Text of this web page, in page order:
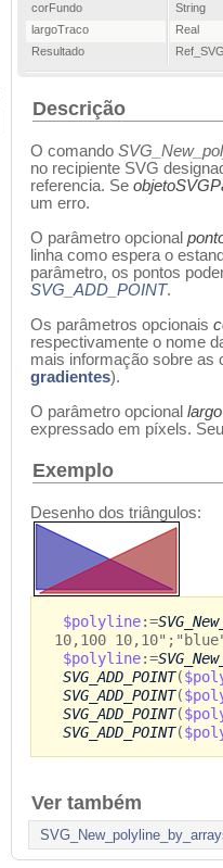
corFundo
String
largoTraco
Real
Resultado
Descrição
O comando
no recipiente SVG
referencia. Se
um erro.
O parâmetro opcional
linha como espera o
parâmetro, os pontos
SVG_ADD_POINT.
Os parâmetros opcionais
respectivamente o nome
mais informação sobre
gradientes).
O parâmetro opcional
expressado em píxels.
Exemplo
Desenho dos triângulos:
$polyline:=
10,100
$polyline:=
SVG_ADD_POINT(
SVG_ADD_POINT(
SVG_ADD_POINT(
SVG_ADD_POINT(
Ver também